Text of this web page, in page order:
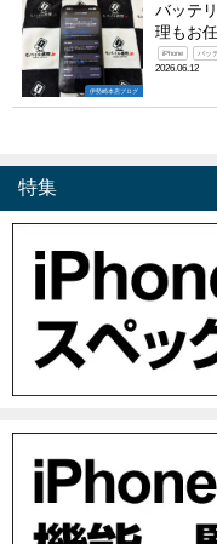
伊勢崎本店ブログ
バッテ
理もお
iPhone バッ
2026.06.12
特集